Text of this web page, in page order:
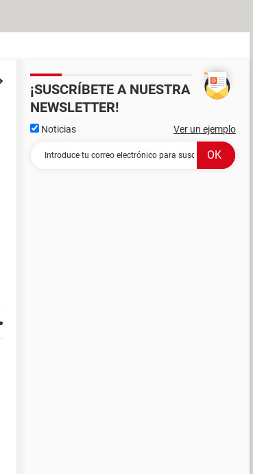
¡SUSCRÍBETE A NUESTRA
NEWSLETTER!
Noticias Ver un ejemplo